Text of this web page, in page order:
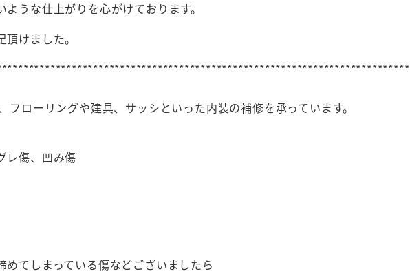
うな仕上がりを心がけております。
けました。
フローリングや建具、サッシといった内装の補修を承っています。
レ傷、凹み傷
めてしまっている傷などございましたら